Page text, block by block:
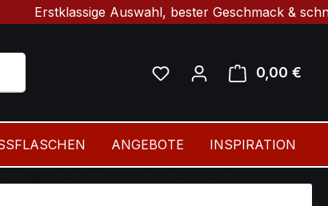
Auswahl, bester Geschmack & schnelle
0,00 €
ANGEBOTE INSPIRATION